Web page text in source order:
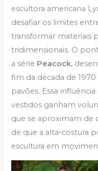
escultora americana
desafiar os limites
transformar materiais
tridimensionais. O
a série Peacock,
fim da década de
pavões. Essa
vestidos ganham
que se aproximam de
de que a alta-costura
escultura em